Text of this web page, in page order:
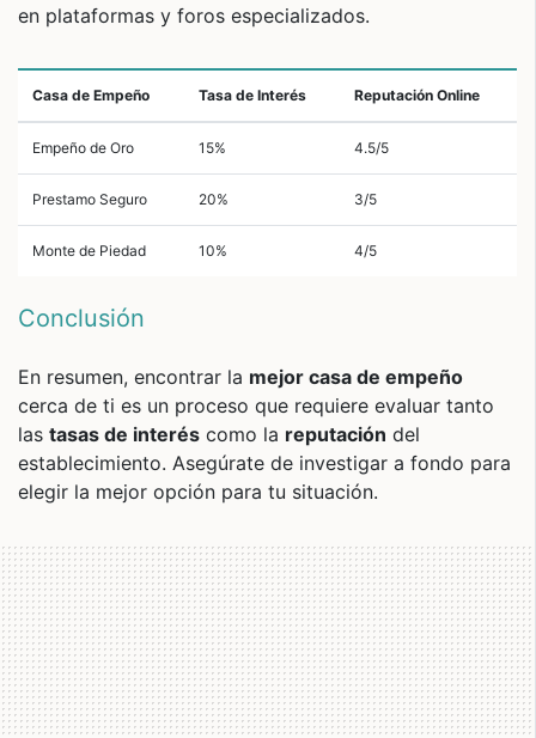
en plataformas y foros especializados.
Casa de Empeño Tasa de Interés Reputación Online
Empeño de Oro 15% 4.5/5
Prestamo Seguro 20% 3/5
Monte de Piedad 10% 4/5
Conclusión
En resumen, encontrar la mejor casa de empeño
cerca de ti es un proceso que requiere evaluar tanto
las tasas de interés como la reputación del
establecimiento. Asegúrate de investigar a fondo para
elegir la mejor opción para tu situación.